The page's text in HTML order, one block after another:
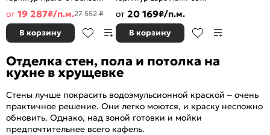
2140x2600x600
от 19 287₽/п.м.27 552 ₽
В корзину
2140x2400/2690x600
от 20 169₽/п.м.
В корзину
Отделка стен, пола и потолка на
кухне в хрущевке
Стены лучше покрасить водоэмульсионной краской – очень
практичное решение. Они легко моются, и краску несложно
обновить. Однако, над зоной готовки и мойки
предпочтительнее всего кафель.